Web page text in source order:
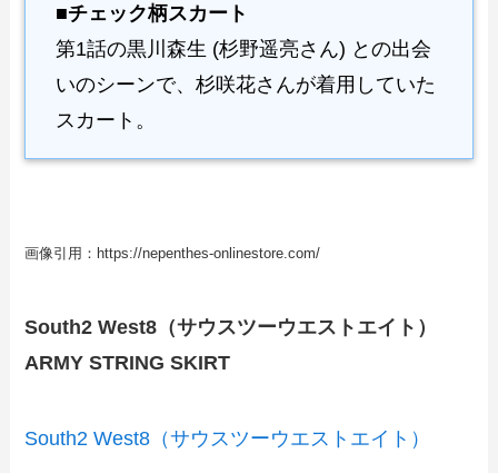
■チェック柄スカート
第1話の黒川森生 (杉野遥亮さん) との出会
いのシーンで、杉咲花さんが着用していた
スカート。
画像引用：https://nepenthes-onlinestore.com/
South2 West8（サウスツーウエストエイト）
ARMY STRING SKIRT
South2 West8（サウスツーウエストエイト）